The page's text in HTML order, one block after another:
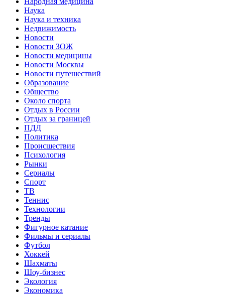
Наука
Наука и техника
Недвижимость
Новости
Новости ЗОЖ
Новости медицины
Новости Москвы
Новости путешествий
Образование
Общество
Около спорта
Отдых в России
Отдых за границей
ПДД
Политика
Происшествия
Психология
Рынки
Сериалы
Спорт
ТВ
Теннис
Технологии
Тренды
Фигурное катание
Фильмы и сериалы
Футбол
Хоккей
Шахматы
Шоу-бизнес
Экология
Экономика